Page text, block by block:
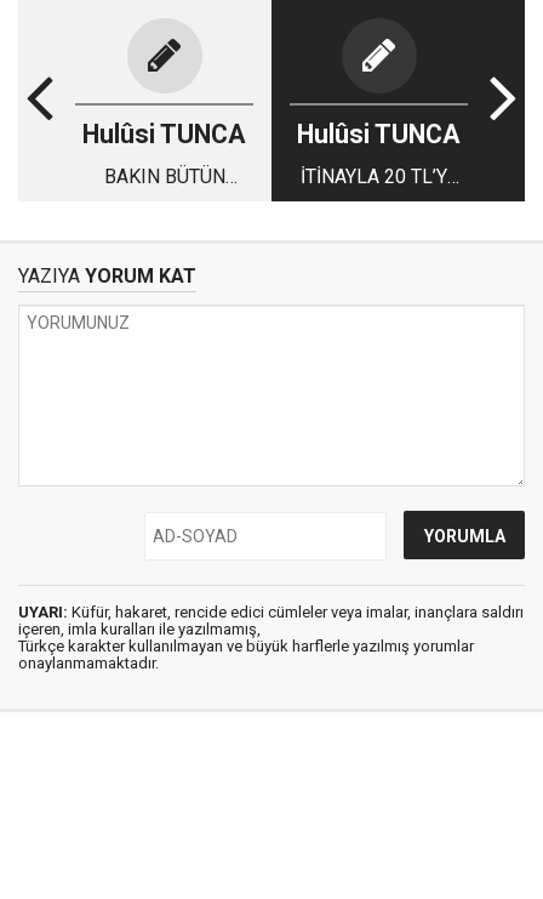
Hulûsi TUNCA
BAKIN BÜTÜN
KONUŞMUŞ?
Hulûsi TUNCA
İTİNAYLA 20 TL’YE
KOCA AYAĞI
YAZIYA YORUM KAT
UYARI: Küfür, hakaret, rencide edici cümleler veya imalar, inançlara saldırı
içeren, imla kuralları ile yazılmamış,
Türkçe karakter kullanılmayan ve büyük harflerle yazılmış yorumlar
onaylanmamaktadır.